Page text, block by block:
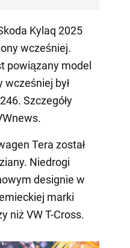
Kylaq 2025
wcześniej.
powiązany model
wcześniej był
Szczegóły
Tera został
Niedrogi
designie w
marki
niż VW T-Cross.